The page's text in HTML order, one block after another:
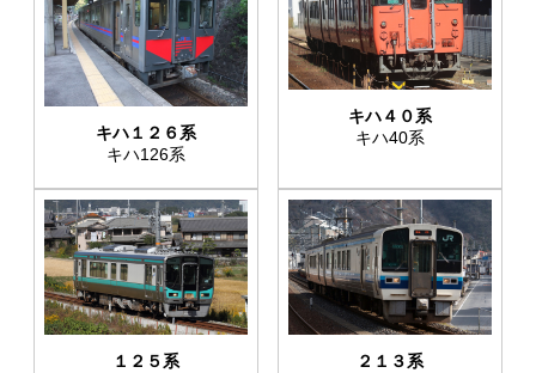
キハ１２６系
キハ126系
キハ４０系
キハ40系
１２５系 ２１３系